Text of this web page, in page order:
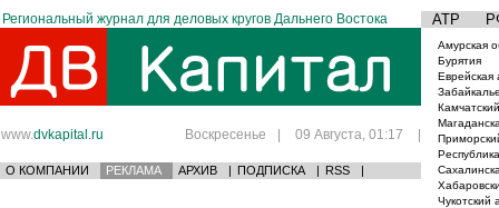
Региональный журнал для деловых кругов Дальнего Востока АТР
www.dvkapital.ru Воскресенье | 09 Августа, 01:17 |
О КОМПАНИИ РЕКЛАМА АРХИВ | ПОДПИСКА | RSS |
Амурская
Бурятия
Еврейская
Чукотский